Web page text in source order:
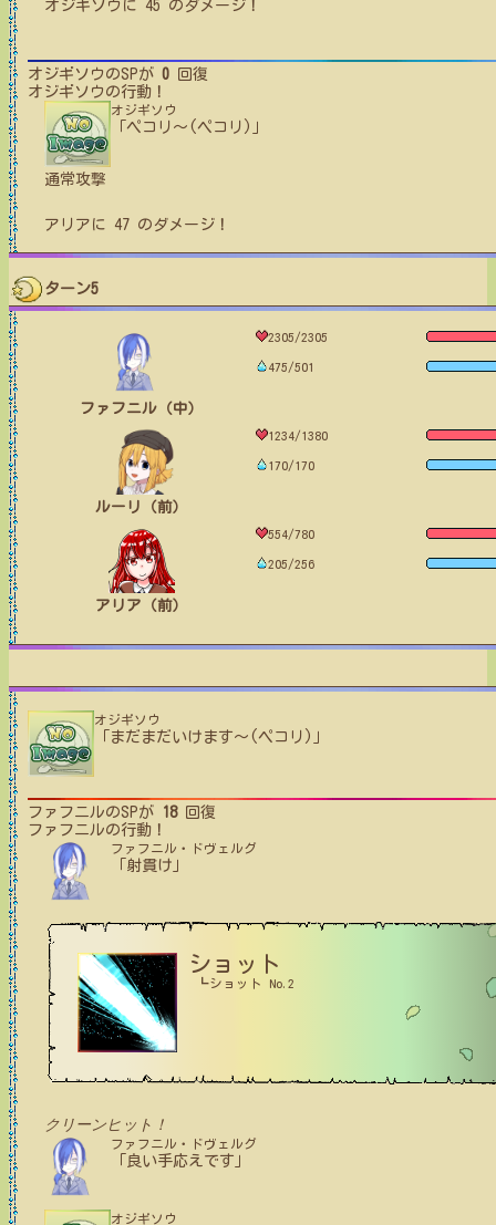
オジギソウ に 45 のダメージ！
オジギソウ のSPが 0 回復
オジギソウ の行動！
オジギソウ
「ペコリ〜(ペコリ)」
通常攻撃
アリア に 47 のダメージ！
ターン5
ファフニル（中）
2305/2305
475/501
ルーリ（前）
1234/1380
170/170
アリア（前）
554/780
205/256
オジギソウ
「まだまだいけます〜(ペコリ)」
ファフニルのSPが 18回復
ファフニルの行動！
ファフニル・ドヴェルグ
「射貫け」
ショット
┗ショット No.2
クリーンヒット！
ファフニル・ドヴェルグ
「良い手応えです」
オジギソウ